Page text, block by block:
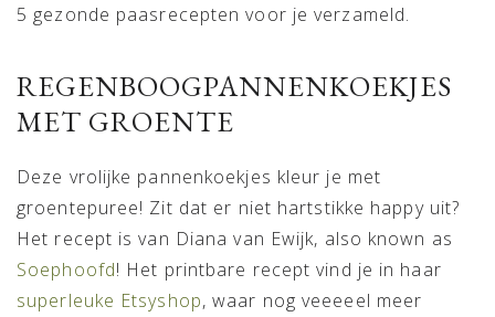
5 gezonde paasrecepten voor je verzameld.
REGENBOOGPANNENKOEKJES
MET GROENTE
Deze vrolijke pannenkoekjes kleur je met
groentepuree! Zit dat er niet hartstikke happy uit?
Het recept is van Diana van Ewijk, also known as
Soephoofd! Het printbare recept vind je in haar
superleuke Etsyshop, waar nog veeeeel meer